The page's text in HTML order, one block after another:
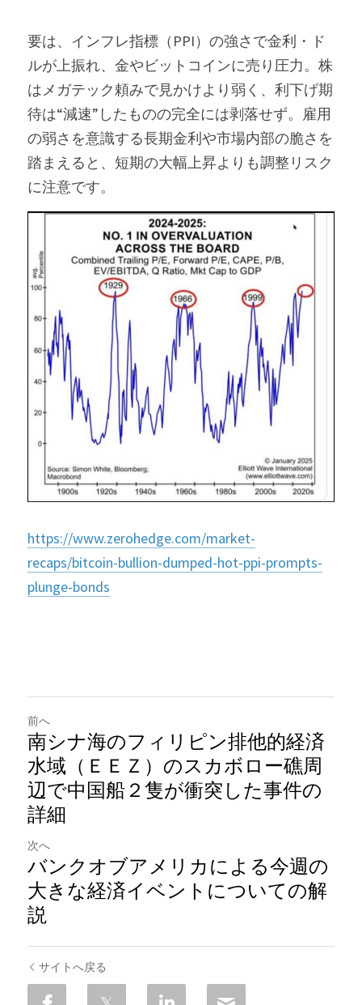
要は、インフレ指標（PPI）の強さで金利・ド
ルが上振れ、金やビットコインに売り圧力。株
はメガテック頼みで見かけより弱く、利下げ期
待は“減速”したものの完全には剥落せず。雇用
の弱さを意識する長期金利や市場内部の脆さを
踏まえると、短期の大幅上昇よりも調整リスク
に注意です。
https://www.zerohedge.com/market-
recaps/bitcoin-bullion-dumped-hot-ppi-prompts-
plunge-bonds
前へ
南シナ海のフィリピン排他的経済
水域（ＥＥＺ）のスカボロー礁周
辺で中国船２隻が衝突した事件の
詳細
次へ
バンクオブアメリカによる今週の
大きな経済イベントについての解
説
サイトへ戻る